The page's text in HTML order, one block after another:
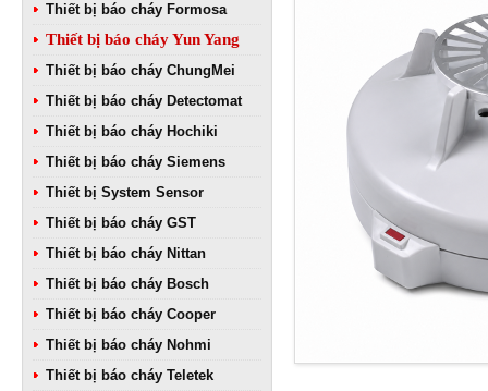
Thiết bị báo cháy Formosa
Thiết bị báo cháy Yun Yang
Thiết bị báo cháy ChungMei
Thiết bị báo cháy Detectomat
Thiết bị báo cháy Hochiki
Thiết bị báo cháy Siemens
Thiết bị System Sensor
Thiết bị báo cháy GST
Thiết bị báo cháy Nittan
Thiết bị báo cháy Bosch
Thiết bị báo cháy Cooper
Thiết bị báo cháy Nohmi
Thiết bị báo cháy Teletek